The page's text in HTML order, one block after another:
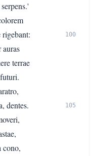
100
auras
terrae
dentes.
105
cono,